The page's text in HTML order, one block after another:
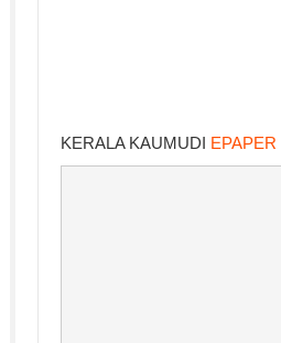
KERALA KAUMUDI EPAPER